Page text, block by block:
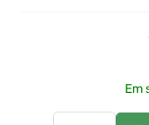
Em